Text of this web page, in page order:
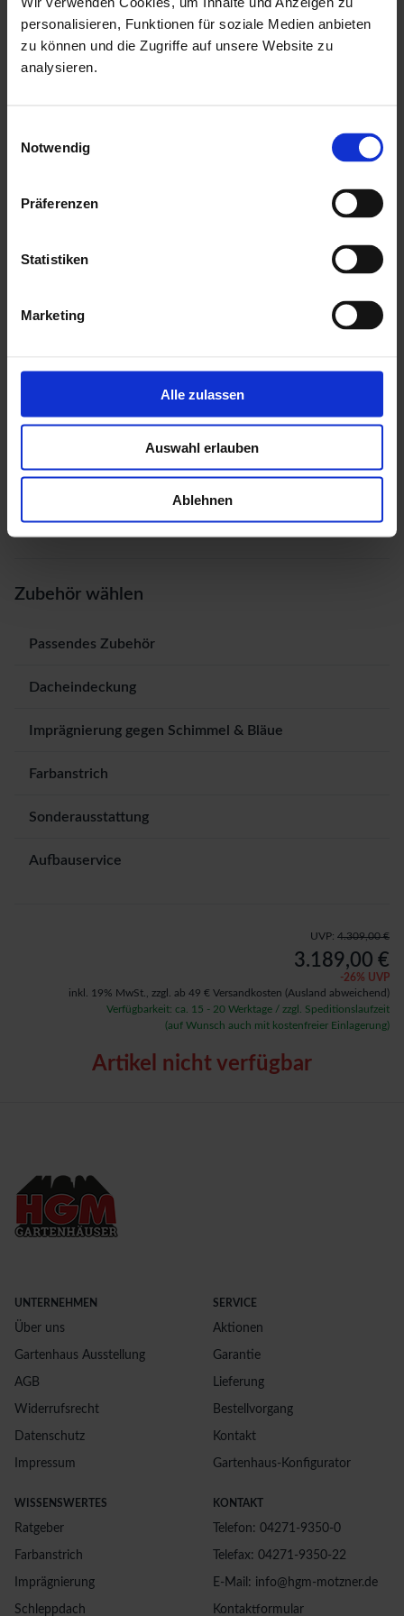
personalisieren, Funktionen für soziale Medien anbieten
zu können und die Zugriffe auf unsere Website zu
analysieren.
Notwendig
Präferenzen
Statistiken
Marketing
Alle zulassen
Auswahl erlauben
Ablehnen
min. 16 mm Nut & Feder Holz für Dachbereich
ohne Fussboden & Unterkonstruktion
mit Echtglaseinsätzen als kostenlose Beigabe
Mehr zu HGM Gartenhäuser
Zubehör wählen
Passendes Zubehör
Dacheindeckung
Imprägnierung gegen Schimmel & Bläue
Farbanstrich
Sonderausstattung
Aufbauservice
UVP: 4.309,00 €
3.189,00 €
-26% UVP
inkl. 19% MwSt., zzgl. ab 49 € Versandkosten (Ausland abweichend)
Verfügbarkeit: ca. 15 - 20 Werktage / zzgl. Speditionslaufzeit
(auf Wunsch auch mit kostenfreier Einlagerung)
Artikel nicht verfügbar
UNTERNEHMEN
Über uns
Gartenhaus Ausstellung
AGB
Widerrufsrecht
Datenschutz
Impressum
SERVICE
Aktionen
Garantie
Lieferung
Bestellvorgang
Kontakt
Gartenhaus-Konfigurator
WISSENSWERTES
Ratgeber
Farbanstrich
Imprägnierung
Schleppdach
KONTAKT
Telefon: 04271-9350-0
Telefax: 04271-9350-22
E-Mail: info@hgm-motzner.de
Kontaktformular